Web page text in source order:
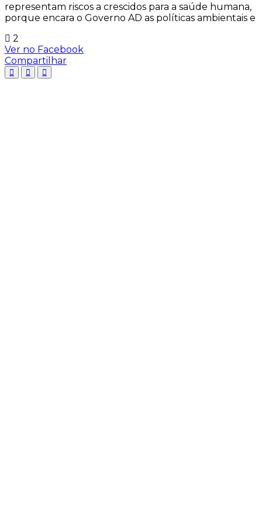
representam riscos a crescidos para a saúde humana,
porque encara o Governo AD as políticas ambientais e
2
Ver no Facebook
Compartilhar